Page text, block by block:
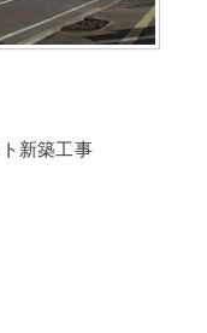
新築工事